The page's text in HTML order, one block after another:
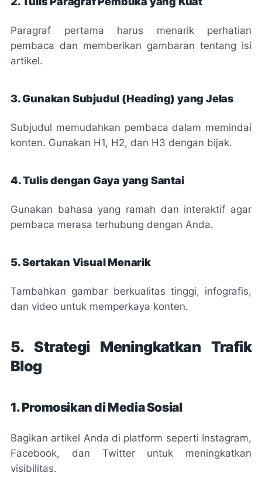
Paragraf pertama harus menarik perhatian
pembaca dan memberikan gambaran tentang isi
artikel.
3. Gunakan Subjudul (Heading) yang Jelas
Subjudul memudahkan pembaca dalam memindai
konten. Gunakan H1, H2, dan H3 dengan bijak.
4. Tulis dengan Gaya yang Santai
Gunakan bahasa yang ramah dan interaktif agar
pembaca merasa terhubung dengan Anda.
5. Sertakan Visual Menarik
Tambahkan gambar berkualitas tinggi, infografis,
dan video untuk memperkaya konten.
5. Strategi Meningkatkan Trafik
Blog
1. Promosikan di Media Sosial
Bagikan artikel Anda di platform seperti Instagram,
Facebook, dan Twitter untuk meningkatkan
visibilitas.